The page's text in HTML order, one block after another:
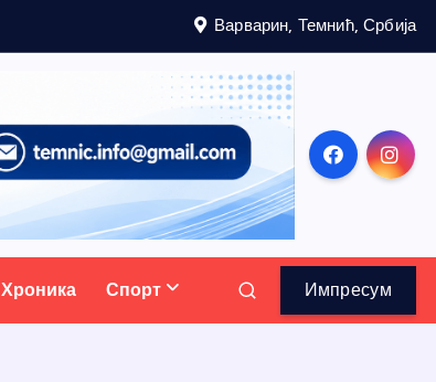
Варварин, Темнић, Србија
Хроника Спорт Импресум